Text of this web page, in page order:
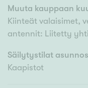
Muuta kauppaan
Kiinteät valaisimet,
antennit: Liitetty
Säilytystilat
Kaapistot